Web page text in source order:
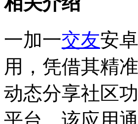
一加一交友安
用，凭借其精
动态分享社区
平台。该应用